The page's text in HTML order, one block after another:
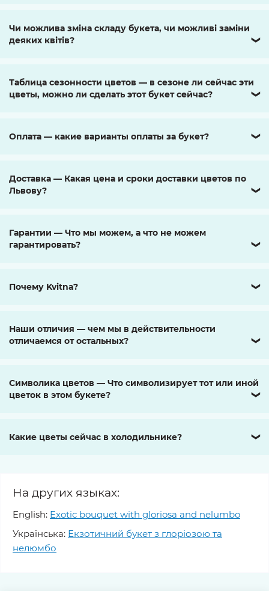
Чи можлива зміна складу букета, чи можливі заміни
деяких квітів?
❯
Таблица сезонности цветов — в сезоне ли сейчас эти
цветы, можно ли сделать этот букет сейчас?
❯
Оплата — какие варианты оплаты за букет? ❯
Доставка — Какая цена и сроки доставки цветов по
Львову?
❯
Гарантии — Что мы можем, а что не можем
гарантировать?
❯
Почему Kvitna? ❯
Наши отличия — чем мы в действительности
отличаемся от остальных?
❯
Символика цветов — Что символизирует тот или иной
цветок в этом букете?
❯
Какие цветы сейчас в холодильнике? ❯
На других языках:
English: Exotic bouquet with gloriosa and nelumbo
Українська: Екзотичний букет з глоріозою та
нелюмбо